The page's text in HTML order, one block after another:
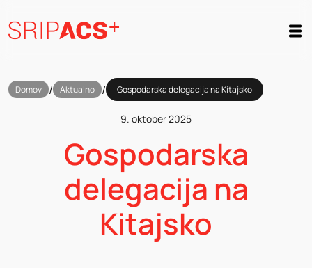
na
vsebino
Domov / Aktualno / Gospodarska delegacija na Kitajsko
9. oktober 2025
Gospodarska
delegacija na
Kitajsko